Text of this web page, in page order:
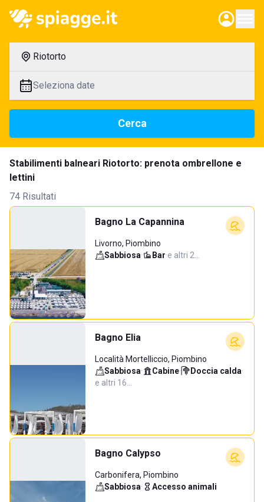
Riotorto
Seleziona date
Cerca
Stabilimenti balneari Riotorto: prenota ombrellone e
lettini
74 Risultati
Bagno La Capannina
Livorno, Piombino
Sabbiosa· Bar·e altri 2…
Bagno Elia
Località Mortelliccio, Piombino
Sabbiosa· Cabine· Doccia calda·
e altri 16…
Bagno Calypso
Carbonifera, Piombino
Sabbiosa· Accesso animali